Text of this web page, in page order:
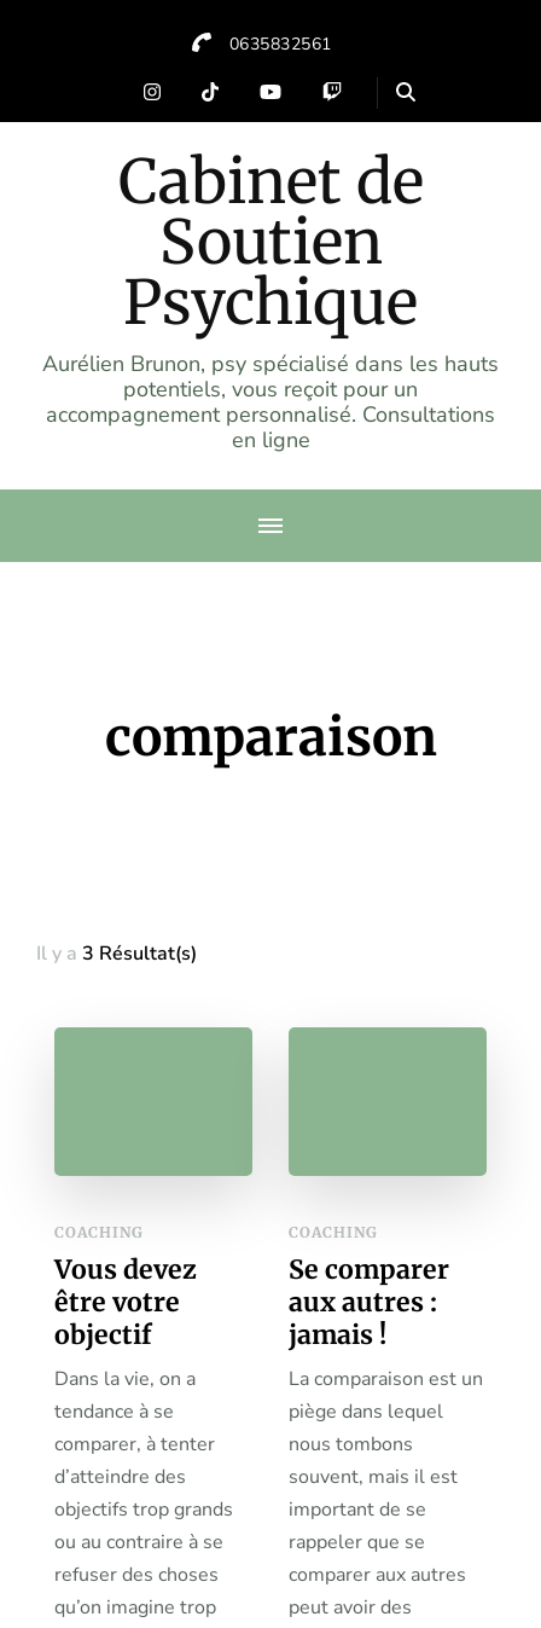
0635832561
Cabinet de
Soutien
Psychique
Aurélien Brunon, psy spécialisé dans les hauts
potentiels, vous reçoit pour un
accompagnement personnalisé. Consultations
en ligne
comparaison
Il y a 3 Résultat(s)
COACHING
Vous devez
être votre
objectif
Dans la vie, on a
tendance à se
comparer, à tenter
d’atteindre des
objectifs trop grands
ou au contraire à se
refuser des choses
qu’on imagine trop
COACHING
Se comparer
aux autres :
jamais !
La comparaison est un
piège dans lequel
nous tombons
souvent, mais il est
important de se
rappeler que se
comparer aux autres
peut avoir des